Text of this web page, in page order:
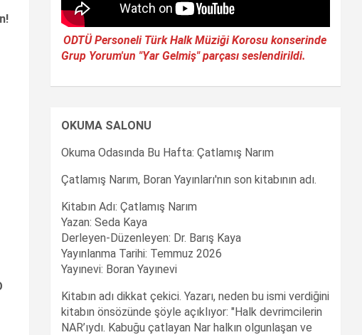
ODTÜ Personeli Türk Halk Müziği Korosu konserinde
Grup Yorum'un "Yar Gelmiş" parçası seslendirildi.
OKUMA SALONU
Okuma Odasında Bu Hafta: Çatlamış Narım
Çatlamış Narım, Boran Yayınları'nın son kitabının adı.
Kitabın Adı: Çatlamış Narım
Yazan: Seda Kaya
Derleyen-Düzenleyen: Dr. Barış Kaya
Yayınlanma Tarihi: Temmuz 2026
Yayınevi: Boran Yayınevi
Kitabın adı dikkat çekici. Yazarı, neden bu ismi verdiğini
kitabın önsözünde şöyle açıklıyor: "Halk devrimcilerin
NAR’ıydı. Kabuğu çatlayan Nar halkın olgunlaşan ve